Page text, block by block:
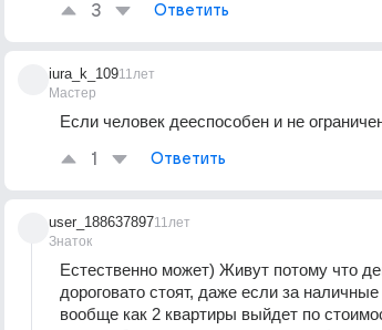
3 Ответить
iura_k_109
Мастер
11лет
Если человек дееспособен и не
1 Ответить
user_188637897
Знаток
11лет
Естественно может) Живут потому что
дороговато стоят, даже если за
вообще как 2 квартиры выйдет по